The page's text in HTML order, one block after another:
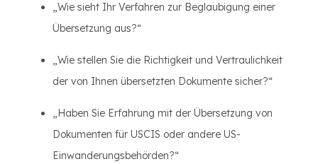
„Wie sieht Ihr Verfahren zur Beglaubigung einer
Übersetzung aus?“
„Wie stellen Sie die Richtigkeit und Vertraulichkeit
der von Ihnen übersetzten Dokumente sicher?“
„Haben Sie Erfahrung mit der Übersetzung von
Dokumenten für USCIS oder andere US-
Einwanderungsbehörden?“